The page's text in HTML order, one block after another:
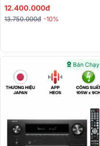
12.400.000đ
13.750.000đ -10%
Bán Chạy